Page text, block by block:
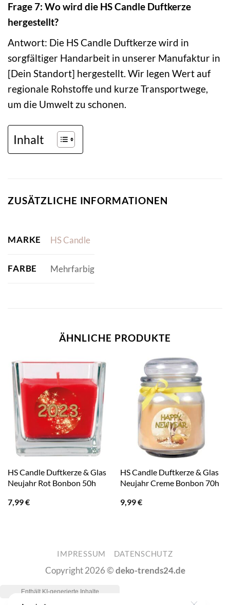
Frage 7: Wo wird die HS Candle Duftkerze
hergestellt?
Antwort: Die HS Candle Duftkerze wird in
sorgfältiger Handarbeit in unserer Manufaktur in
[Dein Standort] hergestellt. Wir legen Wert auf
regionale Rohstoffe und kurze Transportwege,
um die Umwelt zu schonen.
Inhalt
ZUSÄTZLICHE INFORMATIONEN
MARKE HS Candle
FARBE Mehrfarbig
ÄHNLICHE PRODUKTE
HS Candle Duftkerze & Glas
Neujahr Rot Bonbon 50h
7,99€
HS Candle Duftkerze & Glas
Neujahr Creme Bonbon 70h
9,99€
IMPRESSUM DATENSCHUTZ
Copyright 2026 ©deko-trends24.de